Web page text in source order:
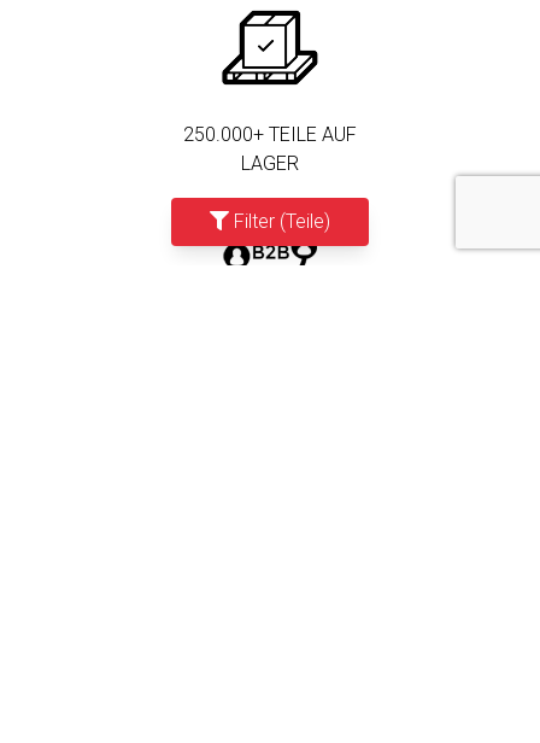
Filter (Teile)
250.000+ TEILE AUF
LAGER